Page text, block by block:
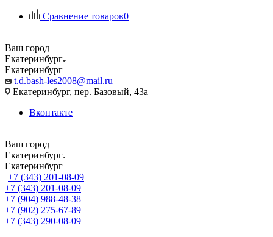
Сравнение товаров0
Ваш город
Екатеринбург
Екатеринбург
t.d.bash-les2008@mail.ru
Екатеринбург, пер. Базовый, 43а
Вконтакте
Ваш город
Екатеринбург
Екатеринбург
+7 (343) 201-08-09
+7 (343) 201-08-09
+7 (904) 988-48-38
+7 (902) 275-67-89
+7 (343) 290-08-09